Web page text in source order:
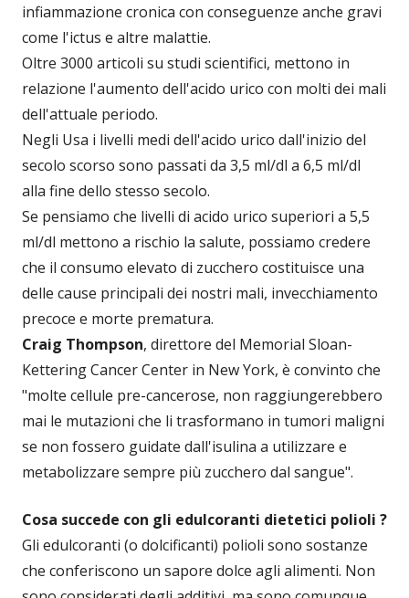
infiammazione cronica con conseguenze anche gravi
come l'ictus e altre malattie.
Oltre 3000 articoli su studi scientifici, mettono in
relazione l'aumento dell'acido urico con molti dei mali
dell'attuale periodo.
Negli Usa i livelli medi dell'acido urico dall'inizio del
secolo scorso sono passati da 3,5 ml/dl a 6,5 ml/dl
alla fine dello stesso secolo.
Se pensiamo che livelli di acido urico superiori a 5,5
ml/dl mettono a rischio la salute, possiamo credere
che il consumo elevato di zucchero costituisce una
delle cause principali dei nostri mali, invecchiamento
precoce e morte prematura.
Craig Thompson, direttore del Memorial Sloan-
Kettering Cancer Center in New York, è convinto che
"molte cellule pre-cancerose, non raggiungerebbero
mai le mutazioni che li trasformano in tumori maligni
se non fossero guidate dall'isulina a utilizzare e
metabolizzare sempre più zucchero dal sangue".
Cosa succede con gli edulcoranti dietetici polioli ?
Gli edulcoranti (o dolcificanti) polioli sono sostanze
che conferiscono un sapore dolce agli alimenti. Non